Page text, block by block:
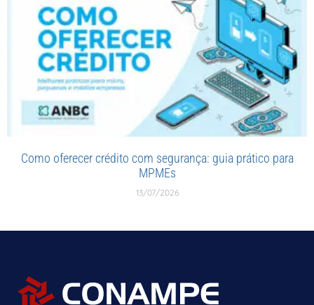
Como oferecer crédito com segurança: guia prático para
MPMEs
13/07/2026